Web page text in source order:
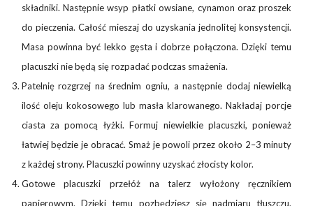
składniki. Następnie wsyp płatki owsiane, cynamon oraz proszek
do pieczenia. Całość mieszaj do uzyskania jednolitej konsystencji.
Masa powinna być lekko gęsta i dobrze połączona. Dzięki temu
placuszki nie będą się rozpadać podczas smażenia.
Patelnię rozgrzej na średnim ogniu, a następnie dodaj niewielką
ilość oleju kokosowego lub masła klarowanego. Nakładaj porcje
ciasta za pomocą łyżki. Formuj niewielkie placuszki, ponieważ
łatwiej będzie je obracać. Smaż je powoli przez około 2–3 minuty
z każdej strony. Placuszki powinny uzyskać złocisty kolor.
Gotowe placuszki przełóż na talerz wyłożony ręcznikiem
papierowym. Dzięki temu pozbędziesz się nadmiaru tłuszczu.